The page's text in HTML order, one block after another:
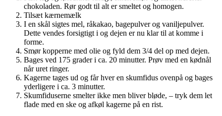
chokoladen. Rør godt til alt er smeltet og homogen.
Tilsæt kærnemælk
I en skål sigtes mel, råkakao, bagepulver og vaniljepulver.
Dette vendes forsigtigt i og dejen er nu klar til at komme i
forme.
Smør kopperne med olie og fyld dem 3/4 del op med dejen.
Bages ved 175 grader i ca. 20 minutter. Prøv med en kødnål
når uret ringer.
Kagerne tages ud og får hver en skumfidus ovenpå og bages
yderligere i ca. 3 minutter.
Skumfiduserne smelter ikke men bliver bløde, – tryk dem let
flade med en ske og afkøl kagerne på en rist.